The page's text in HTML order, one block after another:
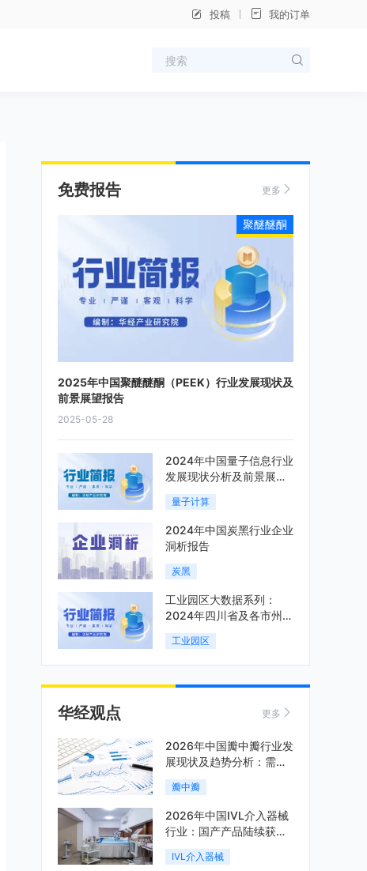
投稿 我的订单
免费报告 更多
2025年中国聚醚醚酮（PEEK）行业发展现状及
前景展望报告
2025-05-28
聚醚醚酮
2024年中国量子信息行业
发展现状分析及前景展望
报告
量子计算
2024年中国炭黑行业企业
洞析报告
炭黑
工业园区大数据系列：
2024年四川省及各市州工
业园区全景洞析报告
工业园区
华经观点 更多
2026年中国瓣中瓣行业发
展现状及趋势分析：需求
可持续释放，市场发展前
景良好「图」
瓣中瓣
2026年中国IVL介入器械
行业：国产产品陆续获
批，市场将进入持续高增
长阶段「图」
IVL介入器械